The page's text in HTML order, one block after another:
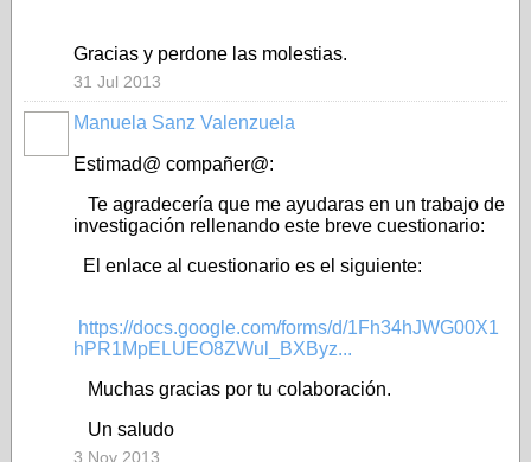
Gracias y perdone las molestias.
31 Jul 2013
Manuela Sanz Valenzuela
Estimad@ compañer@:
Te agradecería que me ayudaras en un trabajo de
investigación rellenando este breve cuestionario:
El enlace al cuestionario es el siguiente:
https://docs.google.com/forms/d/1Fh34hJWG00X1
hPR1MpELUEO8ZWul_BXByz...
Muchas gracias por tu colaboración.
Un saludo
3 Nov 2013